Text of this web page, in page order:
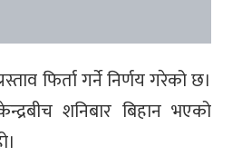
फिर्ता गर्ने निर्णय गरेको छ।
शनिबार बिहान भएको